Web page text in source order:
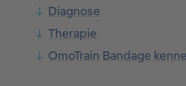
Diagnose
Therapie
OmoTrain Bandage